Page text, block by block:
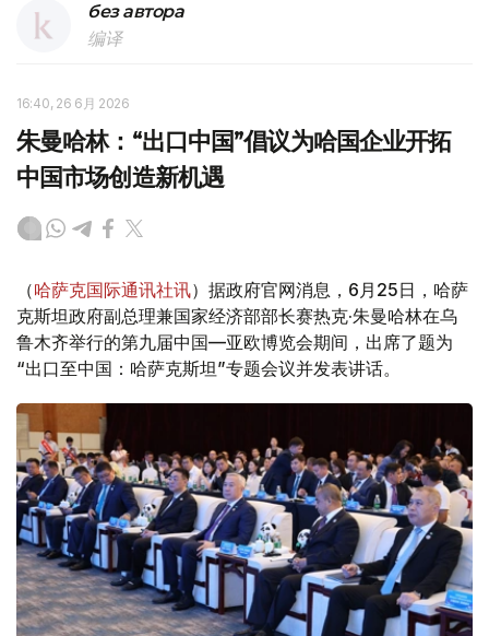
без автора
编译
16:40, 26 6月 2026
朱曼哈林：“出口中国”倡议为哈国企业开拓
中国市场创造新机遇
（哈萨克国际通讯社讯）据政府官网消息，6月25日，哈萨
克斯坦政府副总理兼国家经济部部长赛热克·朱曼哈林在乌
鲁木齐举行的第九届中国—亚欧博览会期间，出席了题为
“出口至中国：哈萨克斯坦”专题会议并发表讲话。